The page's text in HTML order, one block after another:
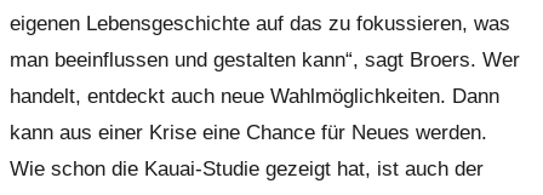
eigenen Lebensgeschichte auf das zu fokussieren, was
man beeinflussen und gestalten kann“, sagt Broers. Wer
handelt, entdeckt auch neue Wahlmöglichkeiten. Dann
kann aus einer Krise eine Chance für Neues werden.
Wie schon die Kauai-Studie gezeigt hat, ist auch der